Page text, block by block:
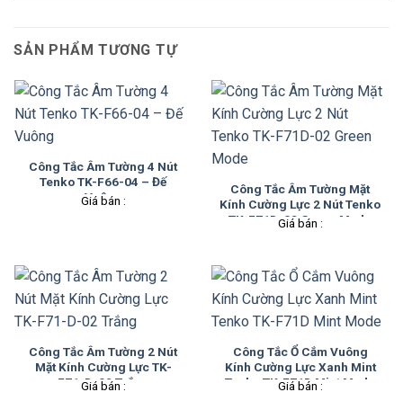
SẢN PHẨM TƯƠNG TỰ
Công Tắc Âm Tường 4 Nút
Tenko TK-F66-04 – Đế
Vuông
Giá bán :
Công Tắc Âm Tường Mặt
Kính Cường Lực 2 Nút Tenko
TK-F71D-02 Green Mode
Giá bán :
Công Tắc Âm Tường 2 Nút
Mặt Kính Cường Lực TK-
F71-D-02 Trắng
Giá bán :
Công Tắc Ổ Cắm Vuông
Kính Cường Lực Xanh Mint
Tenko TK-F71D Mint Mode
Giá bán :